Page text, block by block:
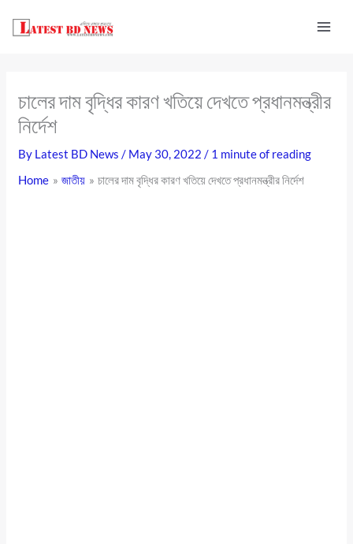
চালের দাম বৃদ্ধির কারণ খতিয়ে দেখতে প্রধানমন্ত্রীর
নির্দেশ
By Latest BD News/ May 30, 2022/ 1 minute of reading
Home
জাতীয় চালের দাম বৃদ্ধির কারণ খতিয়ে দেখতে প্রধানমন্ত্রীর নির্দেশ